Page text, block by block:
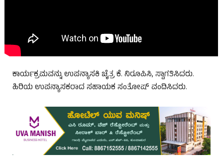
ಕಾರ್ಯಕ್ರಮವನ್ನು ಉಪನ್ಯಾಸಕಿ ಚೈತ್ರ ಕೆ. ನಿರೂಪಿಸಿ, ಸ್ವಾಗತಿಸಿದರು.
ಹಿರಿಯ ಉಪನ್ಯಾಸಕರಾದ ಸಹಾಯಕ ಸಂತೋಷ್ ವಂದಿಸಿದರು.